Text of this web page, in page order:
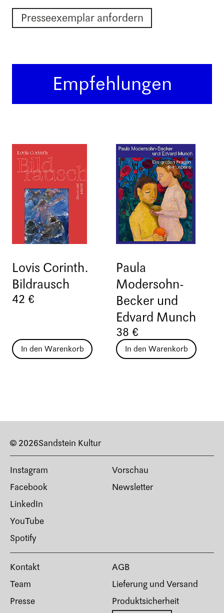
Presseexemplar anfordern
Empfehlungen
Lovis Corinth.
Bildrausch
42 €
In den Warenkorb
Paula
Modersohn-
Becker und
Edvard Munch
38 €
In den Warenkorb
© 2026Sandstein Kultur
Instagram
Facebook
LinkedIn
YouTube
Spotify
Vorschau
Newsletter
Kontakt
Team
Presse
AGB
Lieferung und Versand
Produktsicherheit